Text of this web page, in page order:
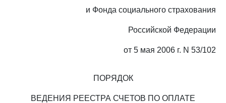
и Фонда социального страхования
Российской Федерации
от 5 мая 2006 г. N 53/102
ПОРЯДОК
ВЕДЕНИЯ РЕЕСТРА СЧЕТОВ ПО ОПЛАТЕ